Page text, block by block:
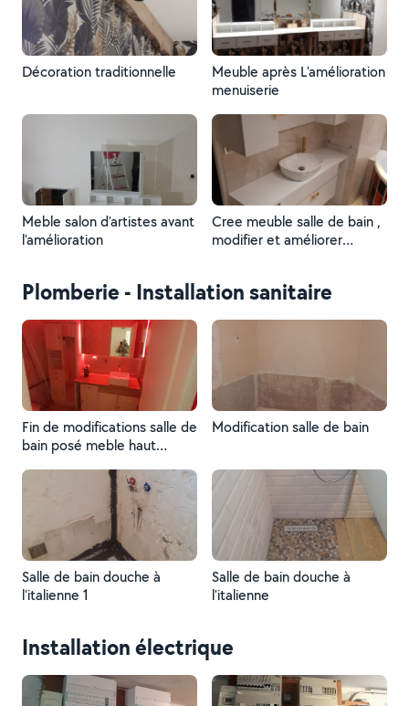
Décoration traditionnelle
Meuble après L'amélioration
menuiserie
Meble salon d'artistes avant
l'amélioration
Cree meuble salle de bain ,
modifier et améliorer
plomberie et encastrer
Plomberie - Installation sanitaire
Fin de modifications salle de
bain posé meble haut
Modification salle de bain
Salle de bain douche à
l'italienne 1
Salle de bain douche à
l'italienne
Installation électrique